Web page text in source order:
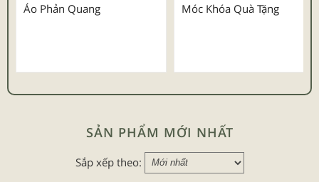
Áo Phản Quang Móc Khóa Quà Tặng
SẢN PHẨM MỚI NHẤT
Sắp xếp theo: